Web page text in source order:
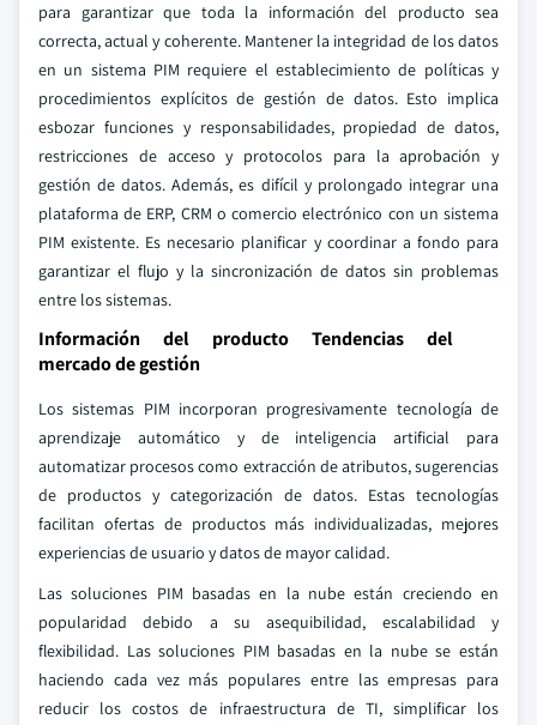
para garantizar que toda la información del producto sea
correcta, actual y coherente. Mantener la integridad de los datos
en un sistema PIM requiere el establecimiento de políticas y
procedimientos explícitos de gestión de datos. Esto implica
esbozar funciones y responsabilidades, propiedad de datos,
restricciones de acceso y protocolos para la aprobación y
gestión de datos. Además, es difícil y prolongado integrar una
plataforma de ERP, CRM o comercio electrónico con un sistema
PIM existente. Es necesario planificar y coordinar a fondo para
garantizar el flujo y la sincronización de datos sin problemas
entre los sistemas.
Información del producto Tendencias del
mercado de gestión
Los sistemas PIM incorporan progresivamente tecnología de
aprendizaje automático y de inteligencia artificial para
automatizar procesos como extracción de atributos, sugerencias
de productos y categorización de datos. Estas tecnologías
facilitan ofertas de productos más individualizadas, mejores
experiencias de usuario y datos de mayor calidad.
Las soluciones PIM basadas en la nube están creciendo en
popularidad debido a su asequibilidad, escalabilidad y
flexibilidad. Las soluciones PIM basadas en la nube se están
haciendo cada vez más populares entre las empresas para
reducir los costos de infraestructura de TI, simplificar los